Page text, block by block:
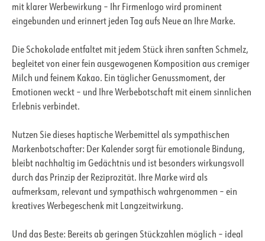
mit klarer Werbewirkung – Ihr Firmenlogo wird prominent
eingebunden und erinnert jeden Tag aufs Neue an Ihre Marke.
Die Schokolade entfaltet mit jedem Stück ihren sanften Schmelz,
begleitet von einer fein ausgewogenen Komposition aus cremiger
Milch und feinem Kakao. Ein täglicher Genussmoment, der
Emotionen weckt – und Ihre Werbebotschaft mit einem sinnlichen
Erlebnis verbindet.
Nutzen Sie dieses haptische Werbemittel als sympathischen
Markenbotschafter: Der Kalender sorgt für emotionale Bindung,
bleibt nachhaltig im Gedächtnis und ist besonders wirkungsvoll
durch das Prinzip der Reziprozität. Ihre Marke wird als
aufmerksam, relevant und sympathisch wahrgenommen – ein
kreatives Werbegeschenk mit Langzeitwirkung.
Und das Beste: Bereits ab geringen Stückzahlen möglich – ideal